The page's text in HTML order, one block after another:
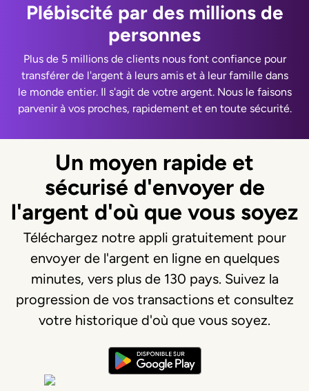
Plébiscité par des millions de
personnes
Plus de 5 millions de clients nous font confiance pour
transférer de l'argent à leurs amis et à leur famille dans
le monde entier. Il s'agit de votre argent. Nous le faisons
parvenir à vos proches, rapidement et en toute sécurité.
Un moyen rapide et
sécurisé d'envoyer de
l'argent d'où que vous soyez
Téléchargez notre appli gratuitement pour
envoyer de l'argent en ligne en quelques
minutes, vers plus de 130 pays. Suivez la
progression de vos transactions et consultez
votre historique d'où que vous soyez.